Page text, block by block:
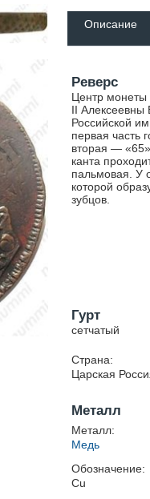
Описание
Реверс
Центр монеты
II Алексеевны
Российской
первая часть
вторая —
канта
пальмовая. У
которой
зубцов.
Гурт
сетчатый
Страна:
Царская
Металл
Металл:
Медь
Обозначение:
Cu